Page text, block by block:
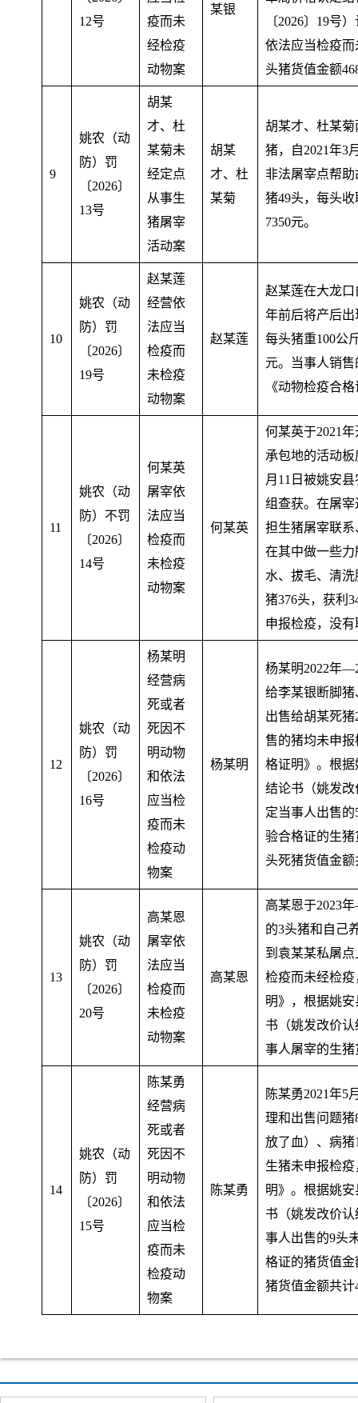
12号
疫而未
经检疫
动物案
某银
〔2026〕19号
依法应当检疫
头猪货值金额
9
姚农（动
防）罚
〔2026〕
13号
胡某
才、杜
某菊未
经定点
从事生
猪屠宰
活动案
胡某
才、杜
某菊
胡某才、杜某
猪， 自2021年3
非法屠宰点帮
猪49头，每头收
7350元。
10
姚农（动
防）罚
〔2026〕
19号
赵某莲
经营依
法应当
检疫而
未检疫
动物案
赵某莲
赵某莲在大龙
年前后将产后
每头猪重100公
元。 当事人销
《动物检疫合
11
姚农（动
防）不罚
〔2026〕
14号
何某英
屠宰依
法应当
检疫而
未检疫
动物案
何某英
何某英于2021
承包地的活动
月11日被姚安
组查获。在屠
担生猪屠宰联
在其中做一些
水、拔毛、清
猪376头，获利
申报检疫，没有
12
姚农（动
防）罚
〔2026〕
16号
杨某明
经营病
死或者
死因不
明动物
和依法
应当检
疫而未
检疫动
物案
杨某明
杨某明2022年
给李某银断脚猪
出售给胡某死
售的猪均未申
格证明》。根据
结论书（姚发改
定当事人出售
验合格证的生
头死猪货值金额
13
姚农（动
防）罚
〔2026〕
20号
高某恩
屠宰依
法应当
检疫而
未检疫
动物案
高某恩
高某恩于2023
的3头猪和自己
到袁某某私屠
检疫而未经检疫
明》，根据姚
书（姚发改价认
事人屠宰的生猪
14
姚农（动
防）罚
〔2026〕
15号
陈某勇
经营病
死或者
死因不
明动物
和依法
应当检
疫而未
检疫动
物案
陈某勇
陈某勇2021年5
理和出售问题
放了血）、病
生猪未申报检疫
明》。根据姚
书（姚发改价认
事人出售的9头
格证的猪货值金
猪货值金额共计